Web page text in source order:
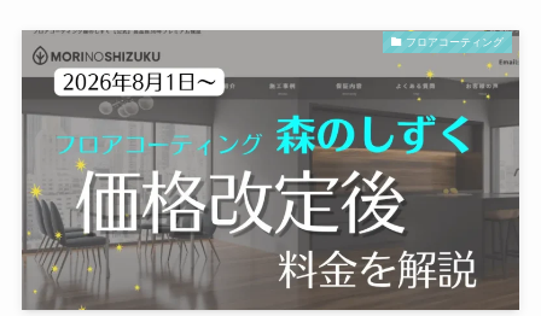
フロアコーティング